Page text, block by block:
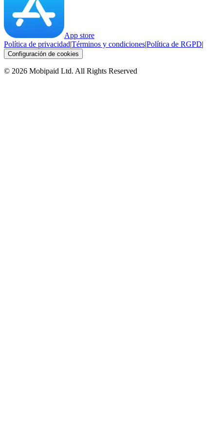
App store
Política de privacidad|Términos y condiciones|Política de RGPD|
Configuración de cookies
© 2026 Mobipaid Ltd. All Rights Reserved